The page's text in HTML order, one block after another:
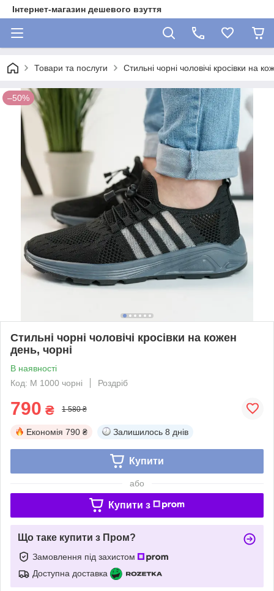
Інтернет-магазин дешевого взуття
Товари та послуги Стильні чорні чоловічі кросівки на
–50%
Стильні чорні чоловічі кросівки на кожен
день, чорні
В наявності
Код: М 1000 чорні
Роздріб
790 ₴ 1 580 ₴
Економія 790 ₴ Залишилось 8 днів
Купити
або
Купити з
Що таке купити з Пром?
Замовлення під захистом
Доступна доставка